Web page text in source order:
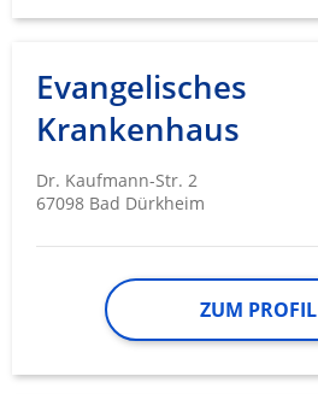
Evangelisches
Krankenhaus
Dr. Kaufmann-Str. 2
67098 Bad Dürkheim
ZUM PROFIL